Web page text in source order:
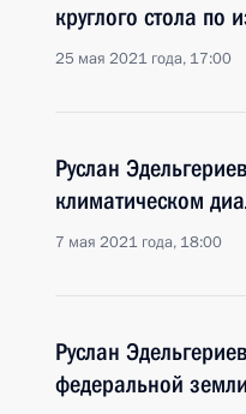
круглого стола по
25 мая 2021 года, 17:00
Руслан
климатическом
7 мая 2021 года, 18:00
Руслан
федеральной